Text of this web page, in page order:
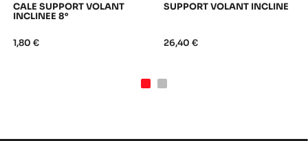
CALE SUPPORT VOLANT
INCLINEE 8°
1,80 €
SUPPORT VOLANT INCLINE
26,40 €